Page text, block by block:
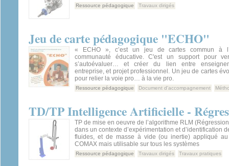
Ressource pédagogique Travaux dirigés
Jeu de carte pédagogique "ECHO"
« ECHO », c’est un jeu de cartes commun à
communauté éducative. C'est un support pour
s’autoévaluer… et créer du lien entre
entreprise, et projet professionnel. Un jeu de cartes
pour relier la voie pro… à la vie pro.
Ressource pédagogique Document d'accompagnement
TD/TP Intelligence Artificielle -
TP de mise en oeuvre de l’algorithme RLM
dans un contexte d’expérimentation et d’identification
fluides, et de masse à vide (ou inertie) appliqué
COMAX mais utilisable sur tous les systèmes
Ressource pédagogique Travaux dirigés Travaux pratiques